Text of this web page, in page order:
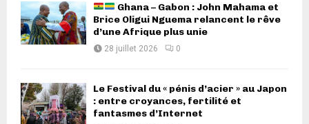
Ghana – Gabon : John Mahama et
Brice Oligui Nguema relancent le rêve
d’une Afrique plus unie
28 juillet 2026 0
Le Festival du « pénis d’acier » au Japon
: entre croyances, fertilité et
fantasmes d’Internet